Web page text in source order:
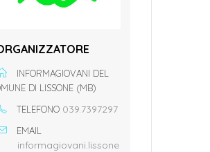
INFORMAGIOVANI DEL
DI LISSONE (MB)
TELEFONO 039.7397297
EMAIL
informagiovani.lissone